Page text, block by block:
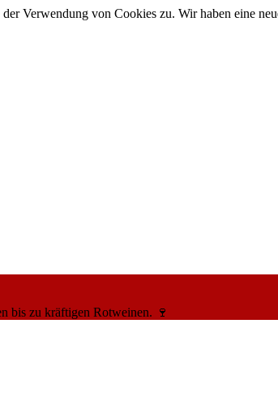
Verwendung von Cookies zu. Wir haben eine
bis zu kräftigen Rotweinen. 🍷